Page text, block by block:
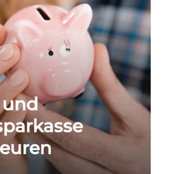
und
Das Buron
Geschäfte
Mietobjekte
News
Kontakt